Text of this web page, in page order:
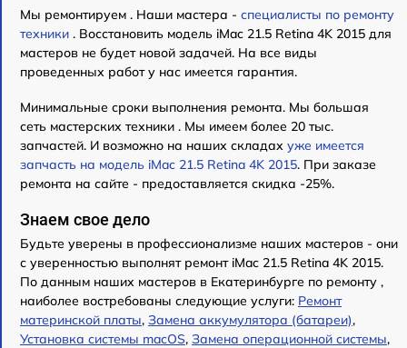
Мы ремонтируем . Наши мастера - специалисты по ремонту
техники . Восстановить модель iMac 21.5 Retina 4K 2015 для
мастеров не будет новой задачей. На все виды
проведенных работ у нас имеется гарантия.
Минимальные сроки выполнения ремонта. Мы большая
сеть мастерских техники . Мы имеем более 20 тыс.
запчастей. И возможно на наших складах уже имеется
запчасть на модель iMac 21.5 Retina 4K 2015. При заказе
ремонта на сайте - предоставляется скидка -25%.
Знаем свое дело
Будьте уверены в профессионализме наших мастеров - они
с уверенностью выполнят ремонт iMac 21.5 Retina 4K 2015.
По данным наших мастеров в Екатеринбурге по ремонту ,
наиболее востребованы следующие услуги: Ремонт
материнской платы, Замена аккумулятора (батареи),
Установка системы macOS, Замена операционной системы,